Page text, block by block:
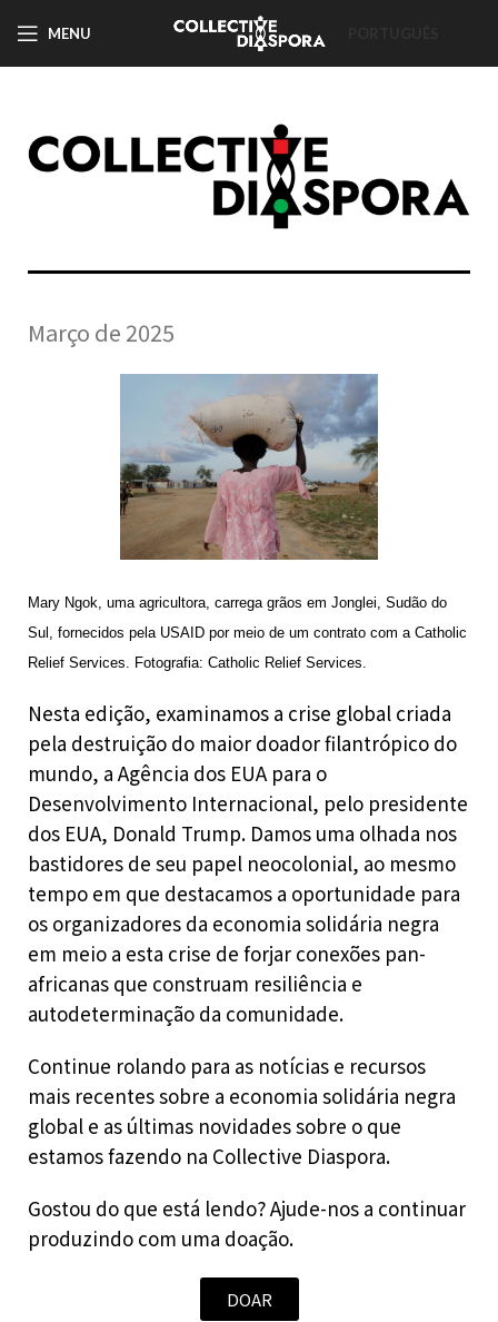
MENU
Março de 2025
Mary Ngok, uma agricultora, carrega grãos em Jonglei, Sudão do
Sul, fornecidos pela USAID por meio de um contrato com a Catholic
Relief Services. Fotografia: Catholic Relief Services.
Nesta edição, examinamos a crise global criada
pela destruição do maior doador filantrópico do
mundo, a Agência dos EUA para o
Desenvolvimento Internacional, pelo presidente
dos EUA, Donald Trump. Damos uma olhada nos
bastidores de seu papel neocolonial, ao mesmo
tempo em que destacamos a oportunidade para
os organizadores da economia solidária negra
em meio a esta crise de forjar conexões pan-
africanas que construam resiliência e
autodeterminação da comunidade.
Continue rolando para as notícias e recursos
mais recentes sobre a economia solidária negra
global e as últimas novidades sobre o que
estamos fazendo na Collective Diaspora.
Gostou do que está lendo? Ajude-nos a continuar
produzindo com uma doação.
DOAR